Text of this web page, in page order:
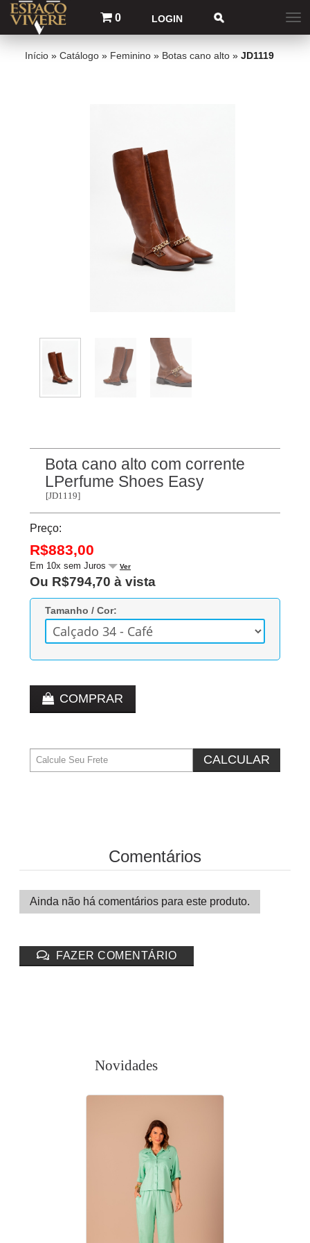
0 LOGIN
Início » Catálogo » Feminino » Botas cano alto » JD1119
Bota cano alto com corrente
LPerfume Shoes Easy
[JD1119]
Preço:
R$883,00
Em 10x sem Juros Ver
Ou R$794,70 à vista
COMPRAR
Tamanho / Cor:
CALCULAR
FAZER COMENTÁRIO
Comentários
Ainda não há comentários para este produto.
Novidades